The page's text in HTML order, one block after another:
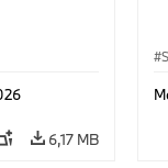
6,17 MB